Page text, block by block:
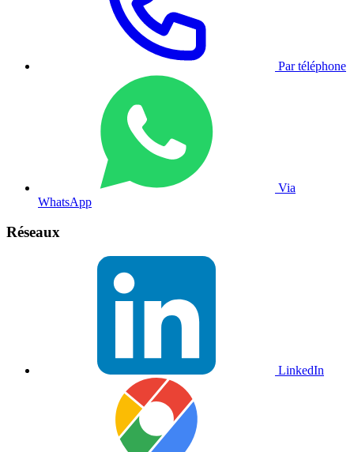
Par téléphone
Via
WhatsApp
Réseaux
LinkedIn